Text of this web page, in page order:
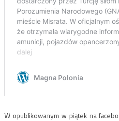
W opublikowanym w piątek na